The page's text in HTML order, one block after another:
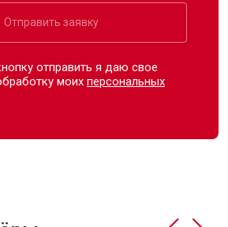
Отправить заявку
отправить я даю свое
моихперсональных